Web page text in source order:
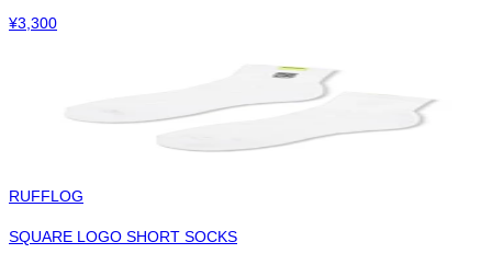
¥3,300
RUFFLOG
SQUARE LOGO SHORT SOCKS